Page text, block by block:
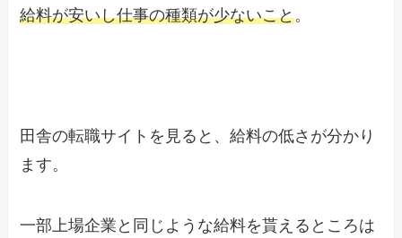
給料が安いし仕事の種類が少ないこと。
田舎の転職サイトを見ると、給料の低さが分かり
ます。
一部上場企業と同じような給料を貰えるところは